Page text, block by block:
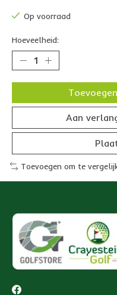
Op voorraad
Hoeveelheid:
Aan
Toevoegen om te